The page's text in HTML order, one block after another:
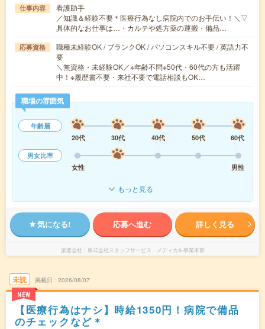
仕事内容
看護助手
／知識＆経験不要＊医療行為なし病院内でのお手伝い！＼▽
具体的なお仕事は…・カルテや処方薬の運搬・備品…
応募資格
職種未経験OK / ブランクOK / パソコンスキル不要 / 英語力不
要
＼無資格・未経験OK／※年齢不問※50代・60代の方も活躍
中！※履歴書不要・来社不要で電話相談もOK…
職場の雰囲気
年齢層
20代
30代 40代 50代
60代
男女比率
女性
男性
もっと見る
気になる! 応募へ進む 詳しく見る
派遣会社 株式会社スタッフサービス メディカル事業本部
未読
NEW
掲載日 2026/08/07
【医療行為はナシ】時給1350円！病院で備品
のチェックなど＊